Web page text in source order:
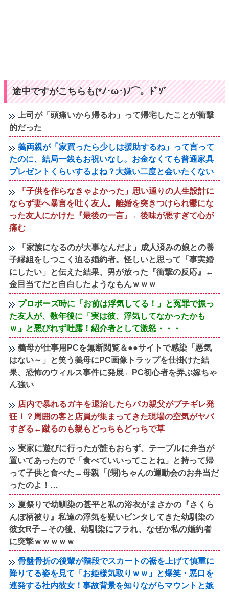
途中ですがこちらも(*ﾉ･ω･)ﾉ⌒。ﾄﾞｿﾞ
上司が「頭痛いから帰るわ」って帰宅したことが衝撃
的だった
義両親が「家買ったら少しは援助するね」って言って
たのに、結局一銭もお祝いなし。お金なくても普通家具
プレゼントくらいするよね？大嫌い二度と会いたくない
「子供を作らなきゃよかった」思い通りの人生設計に
ならず妻へ暴言を吐く友人。離婚を突きつけられ鬱にな
った友人にかけた『最後の一言』←後味が悪すぎて心が
痛む
「家族になるのが大事なんだよ」成人済みの娘との養
子縁組をしつこく迫る婚約者。怪しいと思って「事実婚
にしたい」と伝えた結果、男が放った『衝撃の反応』←
金目当てだと自白したようなもんｗｗｗ
プロポーズ時に「お前は浮気してる！」と冤罪で振っ
た友人が、数年後に「実は彼、浮気してなかったかも
ｗ」と悪びれず吐露！紹介者として激怒・・・
義母が仕事用PCを無断閲覧＆●●サイトで感染「悪気
はない～」と笑う義母にPC画像トラップを仕掛けた結
果、恐怖のウィルス事件に発展←PC初心者を弄ぶ嫁ちゃ
ん強い
店内で暴れるガキを退治したらバカ親父がブチギレ発
狂！？周囲の客と店員が集まってきた現場の空気がヤバ
すぎる←蹴るのも親もどっちもどっちで草
実家に遊びに行ったが誰もおらず、テーブルに弁当が
置いてあったので「食べていいってことね」と持って帰
って子供と食べた→母親「(甥)ちゃんの運動会のお弁当だ
ったのよ！…
夏祭りで幼馴染の甚平と私の浴衣がまさかの『さくら
んぼ柄被り』私達の浮気を疑いビンタしてきた幼馴染の
彼女R子→その後、幼馴染にフラれ、なぜか私の婚約者
に突撃ｗｗｗｗｗ
骨盤骨折の後輩が階段でスカートの裾を上げて慎重に
降りてる姿を見て「お姫様気取りｗｗ」と爆笑・悪口を
連発する社内彼女！事故背景を知りながらマウントと嫉